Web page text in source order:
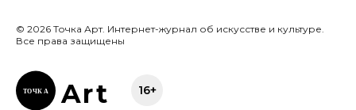
© 2026 Точка Арт. Интернет-журнал об искусстве и культуре.
Все права защищены
ТОЧК А Art 16+